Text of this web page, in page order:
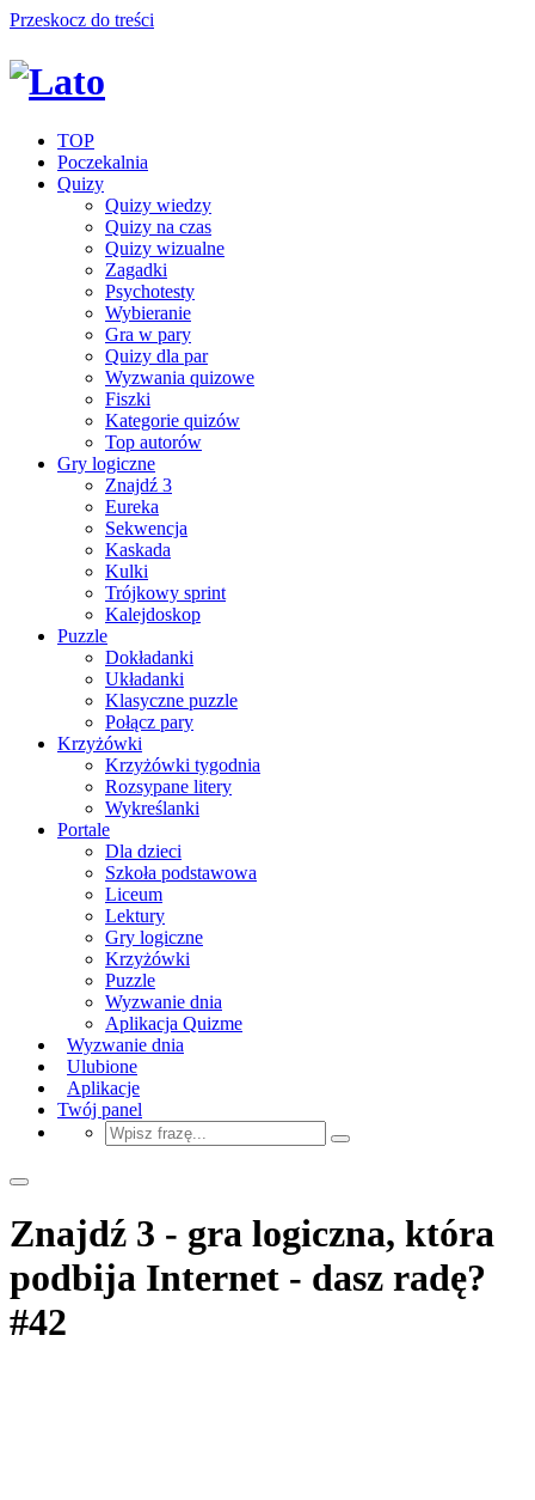
Przeskocz do treści
TOP
Poczekalnia
Quizy
Quizy wiedzy
Quizy na czas
Quizy wizualne
Zagadki
Psychotesty
Wybieranie
Gra w pary
Quizy dla par
Wyzwania quizowe
Fiszki
Kategorie quizów
Top autorów
Gry logiczne
Znajdź 3
Eureka
Sekwencja
Kaskada
Kulki
Trójkowy sprint
Kalejdoskop
Puzzle
Dokładanki
Układanki
Klasyczne puzzle
Połącz pary
Krzyżówki
Krzyżówki tygodnia
Rozsypane litery
Wykreślanki
Portale
Dla dzieci
Szkoła podstawowa
Liceum
Lektury
Gry logiczne
Krzyżówki
Puzzle
Wyzwanie dnia
Aplikacja Quizme
Wyzwanie dnia
Ulubione
Aplikacje
Twój panel
Znajdź 3 - gra logiczna, która
podbija Internet - dasz radę?
#42